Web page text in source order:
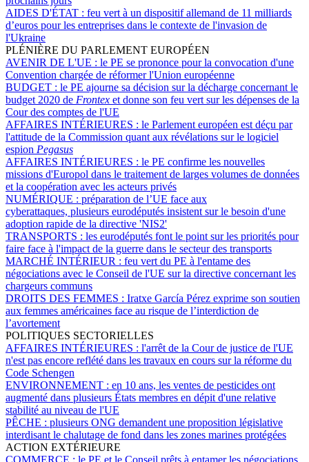
AIDES D'ÉTAT : feu vert à un dispositif allemand de 11 milliards
d’euros pour les entreprises dans le contexte de l'invasion de
l'Ukraine
PLÉNIÈRE DU PARLEMENT EUROPÉEN
AVENIR DE L'UE : le PE se prononce pour la convocation d'une
Convention chargée de réformer l'Union européenne
BUDGET : le PE ajourne sa décision sur la décharge concernant le
budget 2020 de Frontex et donne son feu vert sur les dépenses de la
Cour des comptes de l'UE
AFFAIRES INTÉRIEURES : le Parlement européen est déçu par
l'attitude de la Commission quant aux révélations sur le logiciel
espion Pegasus
AFFAIRES INTÉRIEURES : le PE confirme les nouvelles
missions d'Europol dans le traitement de larges volumes de données
et la coopération avec les acteurs privés
NUMÉRIQUE : préparation de l’UE face aux
cyberattaques, plusieurs eurodéputés insistent sur le besoin d'une
adoption rapide de la directive 'NIS2'
TRANSPORTS : les eurodéputés font le point sur les priorités pour
faire face à l'impact de la guerre dans le secteur des transports
MARCHÉ INTÉRIEUR : feu vert du PE à l'entame des
négociations avec le Conseil de l'UE sur la directive concernant les
chargeurs communs
DROITS DES FEMMES : Iratxe García Pérez exprime son soutien
aux femmes américaines face au risque de l’interdiction de
l’avortement
POLITIQUES SECTORIELLES
AFFAIRES INTÉRIEURES : l'arrêt de la Cour de justice de l'UE
n'est pas encore reflété dans les travaux en cours sur la réforme du
Code Schengen
ENVIRONNEMENT : en 10 ans, les ventes de pesticides ont
augmenté dans plusieurs États membres en dépit d'une relative
stabilité au niveau de l'UE
PÊCHE : plusieurs ONG demandent une proposition législative
interdisant le chalutage de fond dans les zones marines protégées
ACTION EXTÉRIEURE
COMMERCE : le PE et le Conseil prêts à entamer les négociations